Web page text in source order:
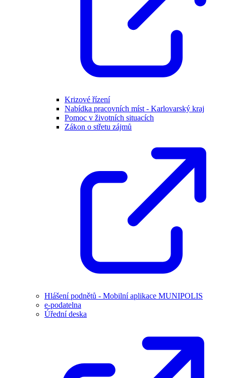
Krizové řízení
Nabídka pracovních míst - Karlovarský kraj
Pomoc v životních situacích
Zákon o střetu zájmů
Hlášení podnětů - Mobilní aplikace MUNIPOLIS
e-podatelna
Úřední deska